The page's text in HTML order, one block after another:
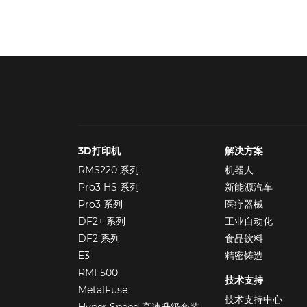
3D打印机
RMS220 系列
Pro3 HS 系列
Pro3 系列
DF2+ 系列
DF2 系列
E3
RMF500
MetalFuse
解决方案
机器人
新能源汽车
医疗器械
工业自动化
食品饮料
精密铸造
技术支持
技术支持中心